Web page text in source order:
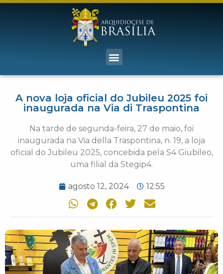
A nova loja oficial do Jubileu 2025 foi
inaugurada na Via di Traspontina
Na tarde de segunda-feira, 27 de maio, foi
inaugurada na Via della Traspontina, n. 19, a loja
oficial do Jubileu 2025, concebida pela S4 Giubileo,
uma filial da Stegip4.
agosto 12, 2024 12:55